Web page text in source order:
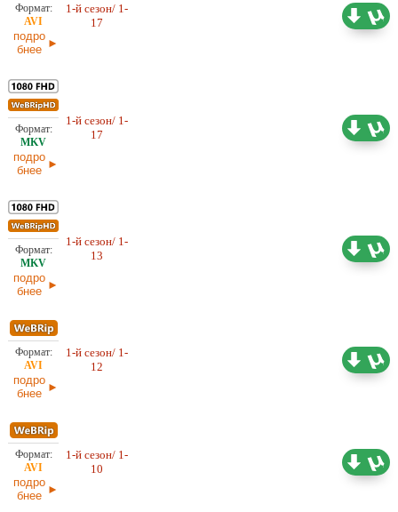
подро
бнее
1-й сезон/ 1-
17
подро
бнее
1-й сезон/ 1-
17
подро
бнее
1-й сезон/ 1-
13
подро
бнее
1-й сезон/ 1-
12
подро
бнее
1-й сезон/ 1-
10